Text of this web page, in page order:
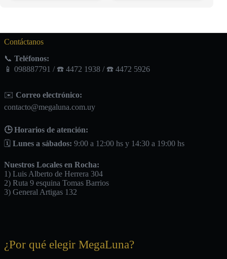
Contáctanos
📞 Teléfonos:
📱 098887791 / ☎️ 4472 1938 / ☎️ 4472 5926
✉️ Correo electrónico:
contacto@megaluna.com.uy
🕒 Horarios de atención:
🗓️ Lunes a sábados: 9:00 a 12:00 hs y 14:30 a 19:00 hs
Nuestros Locales en Rocha:
1) Luis Alberto de Herrera 304
2) Ruta 9 esquina Tomas Barrios
3) General Artigas 132
¿Por qué elegir MegaLuna?